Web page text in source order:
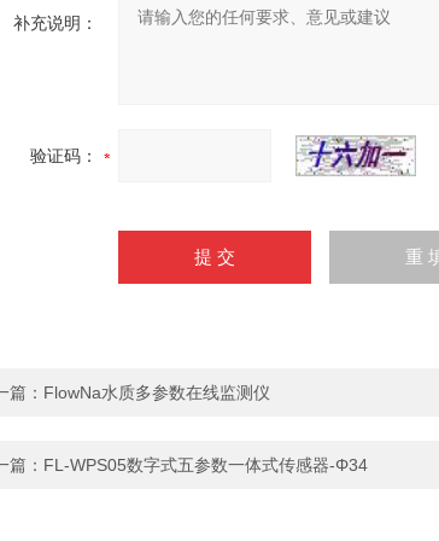
补充说明：
验证码：
篇： FlowNa水质多参数在线监测仪
篇： FL-WPS05数字式五参数一体式传感器-Φ34